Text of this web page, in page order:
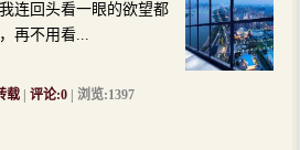
连回头看一眼的欲望都
再不用看...
载 评论:0 | 浏览:1397